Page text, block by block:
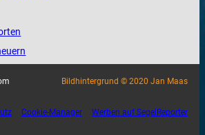
Bildhintergrund © 2020 Jan Maas
Cookie-Manager Werben auf SegelReporter